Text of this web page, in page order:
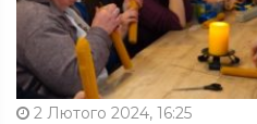
2 Лютого 2024, 16:25